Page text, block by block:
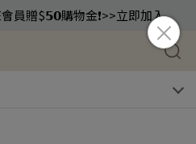
員贈$𝟱𝟬購物金❗️>>立即加入